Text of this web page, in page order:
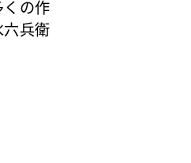
くの作
六兵衛